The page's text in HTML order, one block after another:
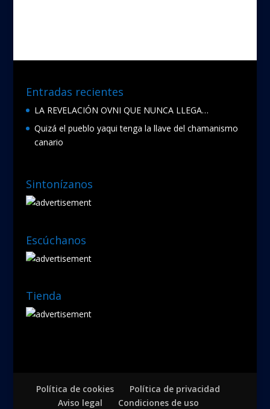
Entradas recientes
LA REVELACIÓN OVNI QUE NUNCA LLEGA…
Quizá el pueblo yaqui tenga la llave del chamanismo
canario
Sintonízanos
Escúchanos
Tienda
Política de cookies
Política de privacidad
Aviso legal
Condiciones de uso